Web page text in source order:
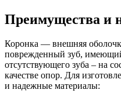
Преимущества и
Коронка — внешняя
поврежденный зуб,
отсутствующего зуба – на
качестве опор. Для
и надежные материалы: